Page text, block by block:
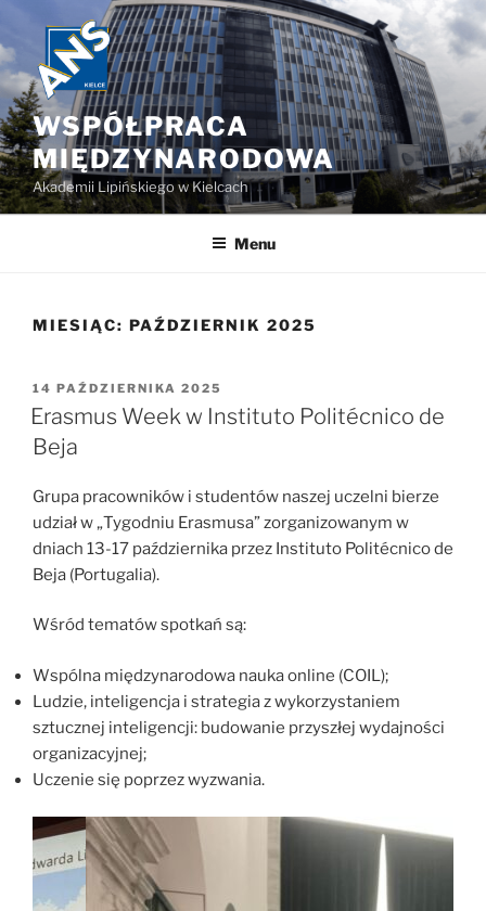
treści
WSPÓŁPRACA
MIĘDZYNARODOWA
Akademii Lipińskiego w Kielcach
Menu
MIESIĄC: PAŹDZIERNIK 2025
OPUBLIKOWANE
W
14 PAŹDZIERNIKA 2025
Erasmus Week w Instituto Politécnico de
Beja
Grupa pracowników i studentów naszej uczelni bierze
udział w „Tygodniu Erasmusa” zorganizowanym w
dniach 13-17 października przez Instituto Politécnico de
Beja (Portugalia).
Wśród tematów spotkań są:
Wspólna międzynarodowa nauka online (COIL);
Ludzie, inteligencja i strategia z wykorzystaniem
sztucznej inteligencji: budowanie przyszłej wydajności
organizacyjnej;
Uczenie się poprzez wyzwania.